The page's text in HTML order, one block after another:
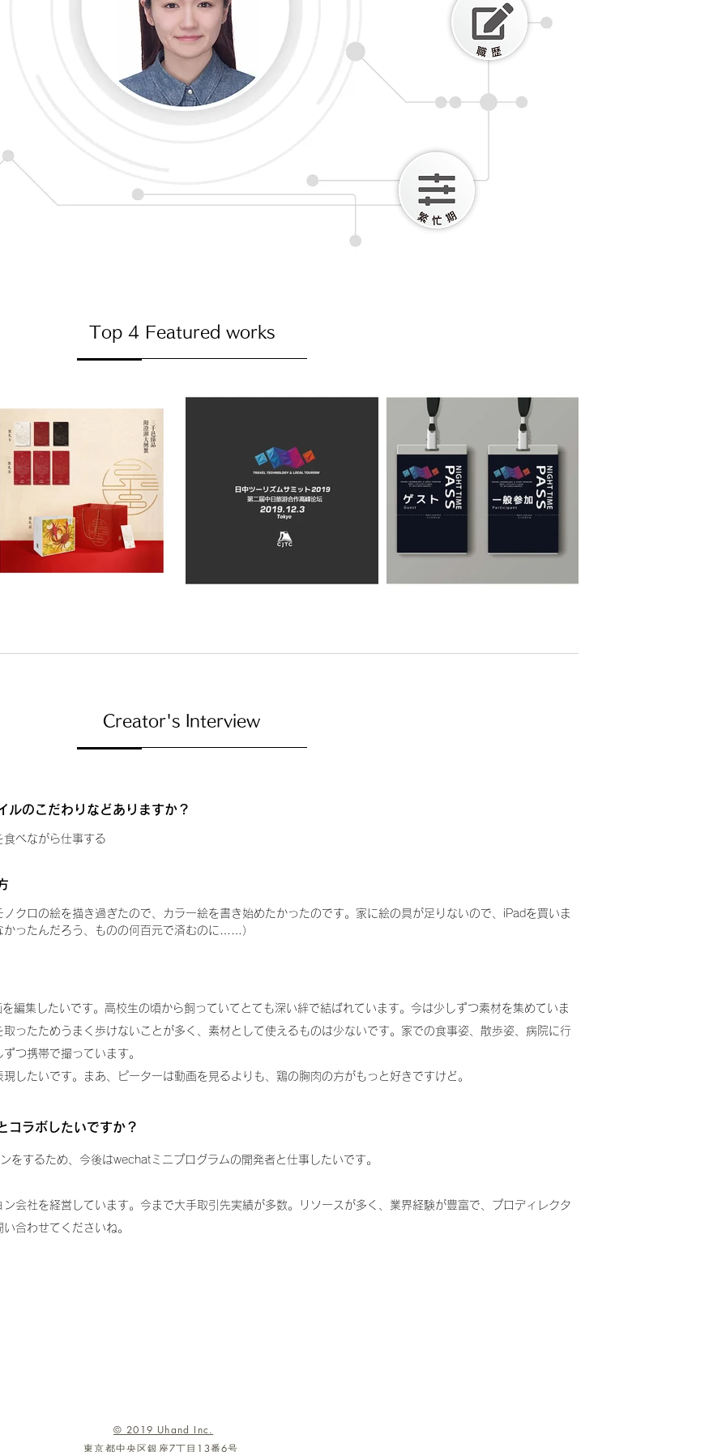
Top 4 Featured works
Creator's Interview
ルのこだわりなどありますか？
べながら仕事する
クロの絵を描き過ぎたので、カラー絵を書き始めたかったのです。家に絵の具が足りないので、iPadを買いま
ったんだろう、ものの何百元で済むのに……）
編集したいです。高校生の頃から飼っていてとても深い絆で結ばれています。今は少しずつ素材を集めていま
ったためうまく歩けないことが多く、素材として使えるものは少ないです。家での食事姿、散歩姿、病院に行
つ携帯で撮っています。
したいです。まあ、ピーターは動画を見るよりも、鶏の胸肉の方がもっと好きですけど。
コラボしたいですか？
をするため、今後はwechatミニプログラムの開発者と仕事したいです。
会社を経営しています。今まで大手取引先実績が多数。リソースが多く、業界経験が豊富で、プロディレクタ
合わせてくださいね。
© 2019 Uhand Inc.
東京都中央区銀座7丁目13番6号